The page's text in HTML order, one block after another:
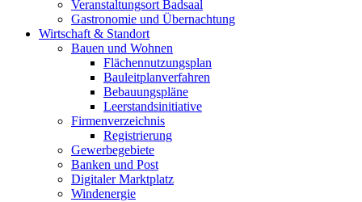
Veranstaltungsort Badsaal
Gastronomie und Übernachtung
Wirtschaft & Standort
Bauen und Wohnen
Flächennutzungsplan
Bauleitplanverfahren
Bebauungspläne
Leerstandsinitiative
Firmenverzeichnis
Registrierung
Gewerbegebiete
Banken und Post
Digitaler Marktplatz
Windenergie